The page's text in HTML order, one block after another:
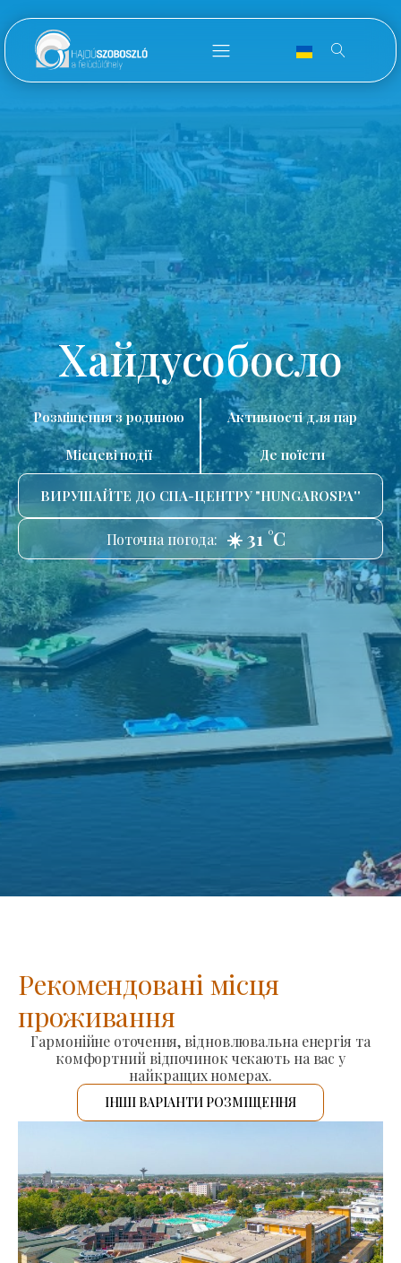
Хайдусобосло
Розміщення з родиною Активності для пар
Місцеві події Де поїсти
ВИРУШАЙТЕ ДО СПА-ЦЕНТРУ "HUNGAROSPA''
Поточна погода: ☀️ 31 °C
Рекомендовані місця
проживання
Гармонійне оточення, відновлювальна енергія та
комфортний відпочинок чекають на вас у
найкращих номерах.
ІНШІ ВАРІАНТИ РОЗМІЩЕННЯ